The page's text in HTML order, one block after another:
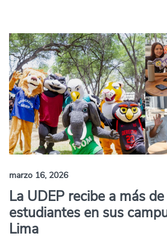
marzo 16, 2026
La UDEP recibe a más
estudiantes en sus
Lima